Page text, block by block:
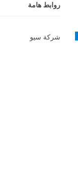
روابط هامة
شركة سيو